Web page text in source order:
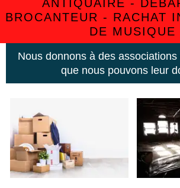
ANTIQUAIRE -
BROCANTEUR - RACHAT
DE MUSIQUE
Nous donnons à des
que nous pouvons leur